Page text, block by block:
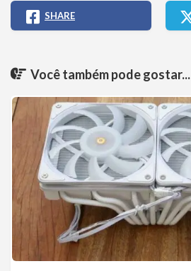
SHARE
Você também pode gostar...